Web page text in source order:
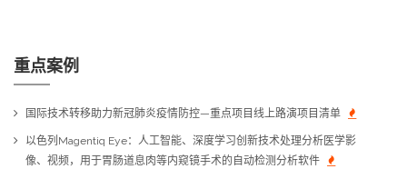
重点案例
国际技术转移助力新冠肺炎疫情防控—重点项目线上路演项目清单
以色列Magentiq Eye：人工智能、深度学习创新技术处理分析医学影
像、视频，用于胃肠道息肉等内窥镜手术的自动检测分析软件